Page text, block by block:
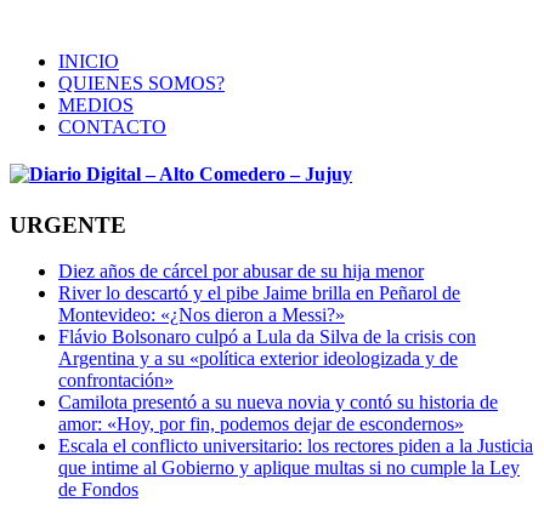
INICIO
QUIENES SOMOS?
MEDIOS
CONTACTO
URGENTE
Diez años de cárcel por abusar de su hija menor
River lo descartó y el pibe Jaime brilla en Peñarol de
Montevideo: «¿Nos dieron a Messi?»
Flávio Bolsonaro culpó a Lula da Silva de la crisis con
Argentina y a su «política exterior ideologizada y de
confrontación»
Camilota presentó a su nueva novia y contó su historia de
amor: «Hoy, por fin, podemos dejar de escondernos»
Escala el conflicto universitario: los rectores piden a la Justicia
que intime al Gobierno y aplique multas si no cumple la Ley
de Fondos